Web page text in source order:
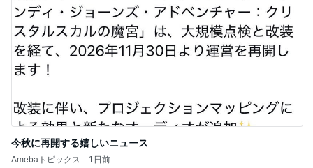
今秋に再開する嬉しいニュース
Amebaトピックス 1日前